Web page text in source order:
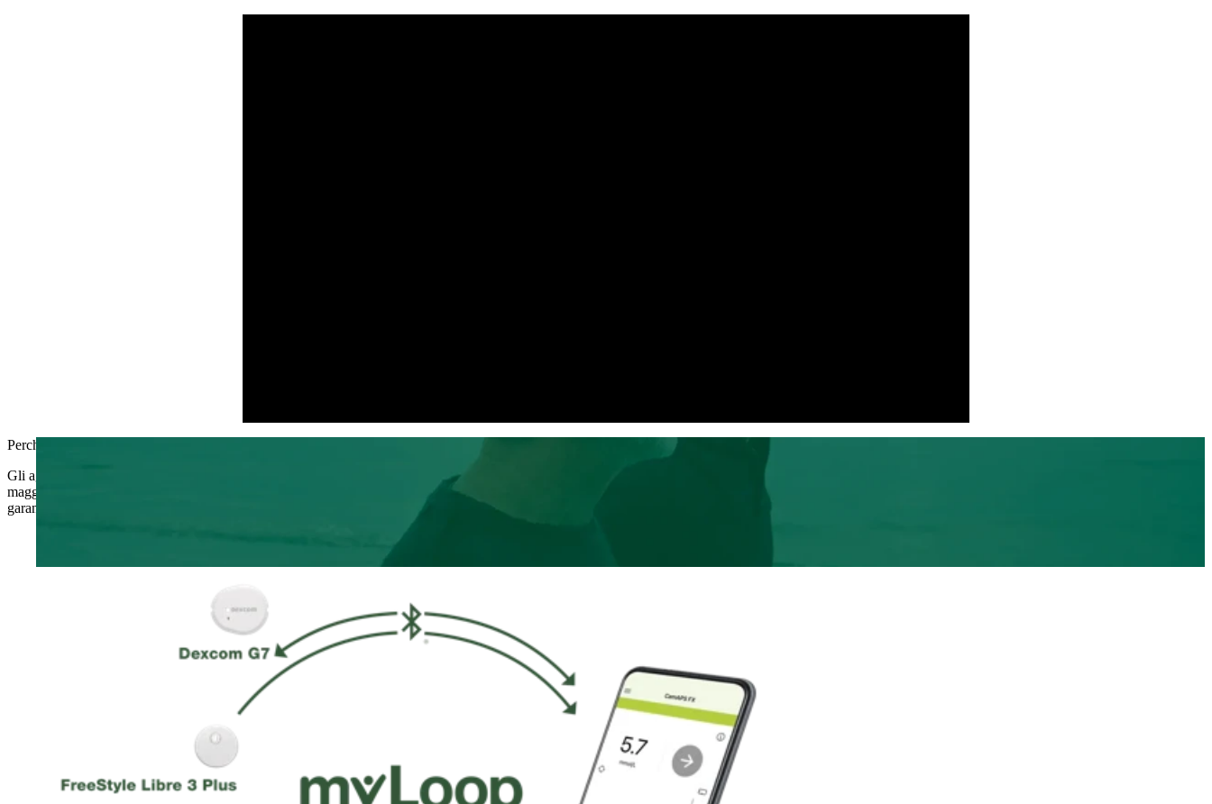
Perché le persone anziane scelgono myLoop
Gli aggiustamenti continui dell’erogazione dell’insulina in base ai dati glicemici in tempo reale assicurano
maggiore libertà per rimanere attivi oggi e potersi rilassare domani. Approfitti della tranquillità che Le
garantisce il monitoraggio in remoto 24 ore su 24 e 7 giorni su 7, per Lei e i Suoi caregiver*.